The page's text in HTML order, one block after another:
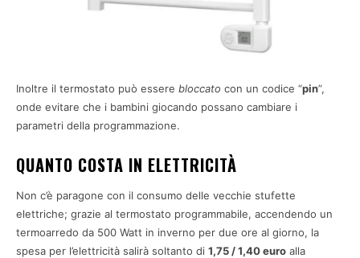
Inoltre il termostato può essere bloccato con un codice “pin”,
onde evitare che i bambini giocando possano cambiare i
parametri della programmazione.
QUANTO COSTA IN ELETTRICITÀ
Non c’è paragone con il consumo delle vecchie stufette
elettriche; grazie al termostato programmabile, accendendo un
termoarredo da 500 Watt in inverno per due ore al giorno, la
spesa per l’elettricità salirà soltanto di 1,75 / 1,40 euro alla